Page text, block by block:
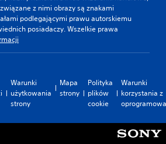
z nimi obrazy są znakami
podlegającymi prawu autorskiemu
posiadaczy. Wszelkie prawa
Warunki
użytkowania
strony
Mapa
strony
Polityka
plików
cookie
Warunki
korzystania z